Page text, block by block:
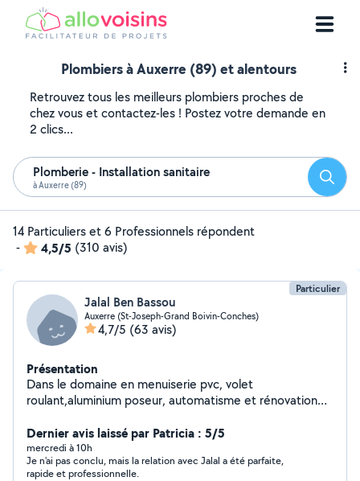
Plombiers à Auxerre (89) et alentours
Retrouvez tous les meilleurs plombiers proches de
chez vous et contactez-les ! Postez votre demande en
2 clics...
Plomberie - Installation sanitaire
à Auxerre (89)
14 Particuliers et 6 Professionnels répondent
-
4,5/5 (310 avis)
Particulier
Jalal Ben Bassou
Auxerre (St-Joseph-Grand Boivin-Conches)
4,7/5 (63 avis)
Présentation
Dans le domaine en menuiserie pvc, volet
roulant,aluminium poseur, automatisme et rénovation
électricien.multi services.
Dernier avis laissé par Patricia : 5/5
mercredi à 10h
Je n'ai pas conclu, mais la relation avec Jalal a été parfaite,
rapide et professionnelle.